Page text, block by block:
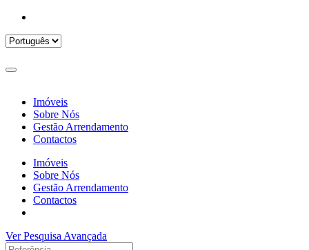
Imóveis
Sobre Nós
Gestão Arrendamento
Contactos
Imóveis
Sobre Nós
Gestão Arrendamento
Contactos
Ver Pesquisa Avançada